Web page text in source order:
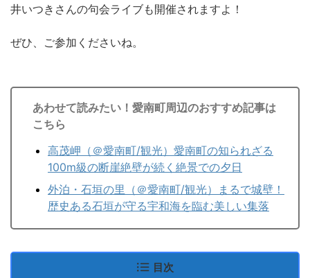
井いつきさんの句会ライブも開催されますよ！
ぜひ、ご参加くださいね。
あわせて読みたい！愛南町周辺のおすすめ記事は
こちら
高茂岬（＠愛南町/観光）愛南町の知られざる
100m級の断崖絶壁が続く絶景での夕日
外泊・石垣の里（＠愛南町/観光）まるで城壁！
歴史ある石垣が守る宇和海を臨む美しい集落
目次